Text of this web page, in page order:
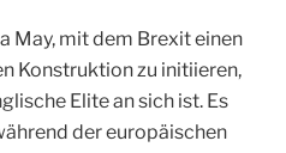
May, mit dem Brexit einen
Konstruktion zu initiieren,
Elite an sich ist. Es
der europäischen